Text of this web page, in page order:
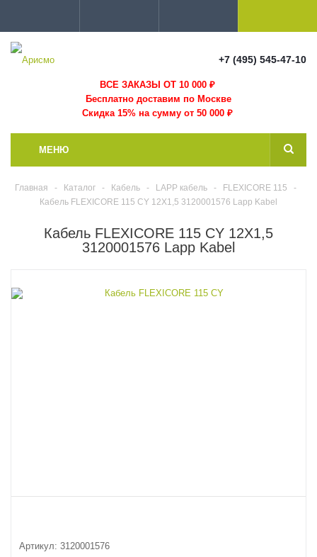
+7 (495) 545-47-10
ВСЕ ЗАКАЗЫ ОТ 10 000₽
Бесплатно доставим по Москве
Скидка 15% на сумму от 50 000 ₽
МЕНЮ
Главная - Каталог - Кабель - LAPP кабель - FLEXICORE 115
-
Кабель FLEXICORE 115 CY 12X1,5 3120001576 Lapp Kabel
Кабель FLEXICORE 115 CY 12X1,5
3120001576 Lapp Kabel
Артикул: 3120001576